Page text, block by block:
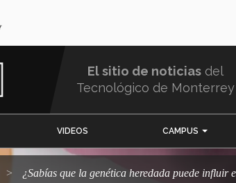
El sitio de noticias del
Tecnológico de Monterrey
VIDEOS CAMPUS
¿Sabías que la genética heredada puede